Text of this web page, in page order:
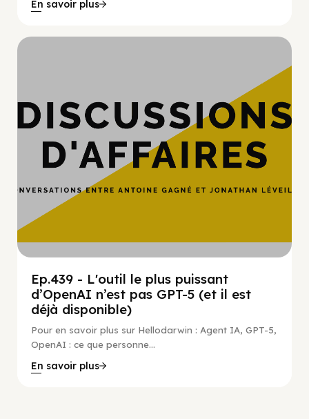
En savoir plus
Ep.439 - L'outil le plus puissant
d’OpenAI n’est pas GPT-5 (et il est
déjà disponible)
Pour en savoir plus sur Hellodarwin : Agent IA, GPT-5,
OpenAI : ce que personne...
En savoir plus